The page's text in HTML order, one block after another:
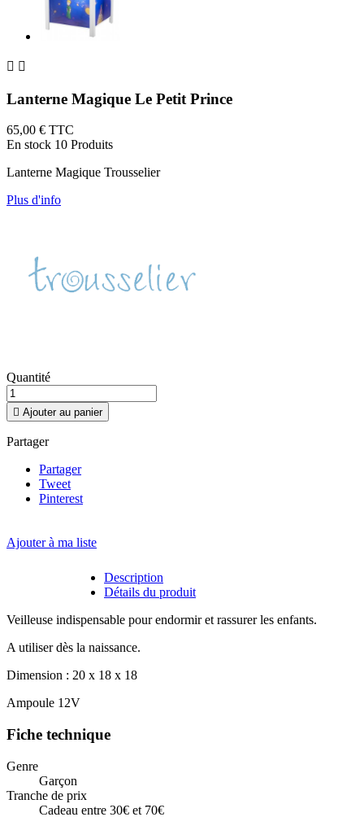
 
Lanterne Magique Le Petit Prince
65,00 € TTC
En stock 10 Produits
Lanterne Magique Trousselier
Plus d'info
Quantité
 Ajouter au panier
Partager
Partager
Tweet
Pinterest
Ajouter à ma liste
Description
Détails du produit
Veilleuse indispensable pour endormir et rassurer les enfants.
A utiliser dès la naissance.
Dimension : 20 x 18 x 18
Ampoule 12V
Fiche technique
Genre
Garçon
Tranche de prix
Cadeau entre 30€ et 70€